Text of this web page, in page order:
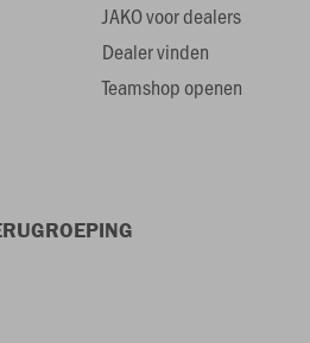
JAKO voor dealers
Dealer vinden
Teamshop openen